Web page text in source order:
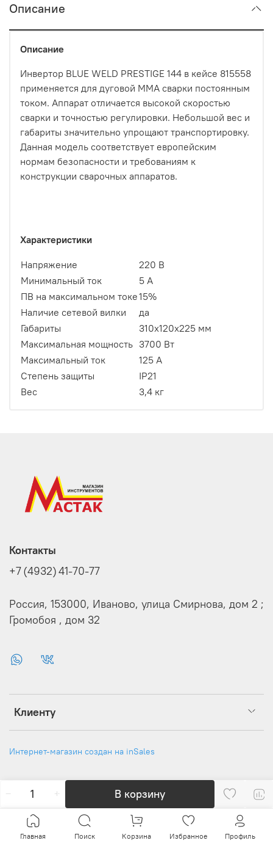
В корзину
Описание
Описание
Инвертор BLUE WELD PRESTIGE 144 в кейсе 815558
применяется для дуговой MMA сварки постоянным
током. Аппарат отличается высокой скоростью
сварки и точностью регулировки. Небольшой вес и
габариты значительно упрощают транспортировку.
Данная модель соответствует европейским
нормам безопасности и требованиям к
конструкции сварочных аппаратов.
Характеристики
Напряжение
220 В
Минимальный ток
5 А
ПВ на максимальном токе15%
Наличие сетевой вилки
да
Габариты
310х120х225 мм
Максимальная мощность 3700 Вт
Максимальный ток
125 А
Степень защиты
IP21
Вес
3,4 кг
Клиенту
Контакты
+7 (4932) 41-70-77
Россия, 153000, Иваново, улица Смирнова, дом 2 ;
Громобоя , дом 32
Интернет-магазин создан на inSales
Главная Поиск Корзина Избранное Профиль